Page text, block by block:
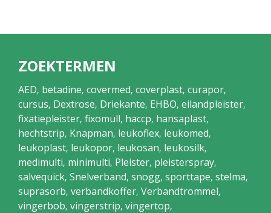
ZOEKTERMEN
AED, betadine, covermed, coverplast, curapor,
cursus, Dextrose, Driekante, EHBO, eilandpleister,
fixatiepleister, fixomull, haccp, hansaplast,
hechtstrip, Knapman, leukoflex, leukomed,
leukoplast, leukopor, leukosan, leukosilk,
medimulti, minimulti, Pleister, pleisterspray,
salvequick, Snelverband, snogg, sporttape, stelma,
suprasorb, verbandkoffer, Verbandtrommel,
vingerbob, vingerstrip, vingertop,